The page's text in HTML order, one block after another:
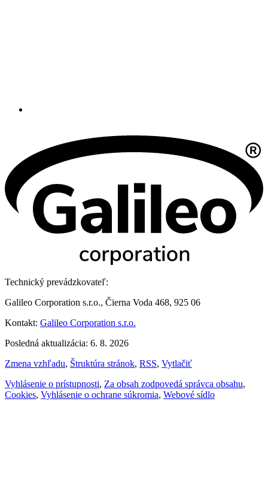
Technický prevádzkovateľ:
Galileo Corporation s.r.o., Čierna Voda 468, 925 06
Kontakt: Galileo Corporation s.r.o.
Posledná aktualizácia: 6. 8. 2026
Zmena vzhľadu, Štruktúra stránok, RSS, Vytlačiť
Vyhlásenie o prístupnosti, Za obsah zodpovedá správca obsahu,
Cookies, Vyhlásenie o ochrane súkromia, Webové sídlo